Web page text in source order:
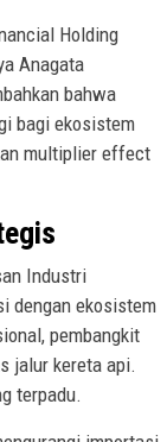
Holding
Anagata
bahwa
bagi ekosistem
multiplier effect
Industri
dengan ekosistem
pembangkit
jalur kereta api.
terpadu.